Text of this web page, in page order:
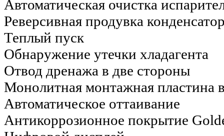
Автоматическая очистка
Реверсивная продувка
Теплый пуск
Обнаружение утечки хладагента
Отвод дренажа в две стороны
Монолитная монтажная пластина
Автоматическое оттаивание
Антикоррозионное покрытие